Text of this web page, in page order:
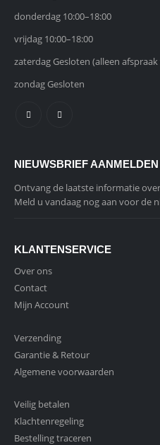
donderdag 10:00–18:00
vrijdag 10:00–18:00
zaterdag Gesloten (alleen
zondag Gesloten
NIEUWSBRIEF AANMELDEN
Ontvang de laatste informatie
Meld u vandaag nog aan voor de
KLANTENSERVICE
Over ons
Contact
Mijn Account
Verzending
Garantie & Retour
Algemene voorwaarden
Veilig betalen
Klachtenregeling
Bestelling traceren